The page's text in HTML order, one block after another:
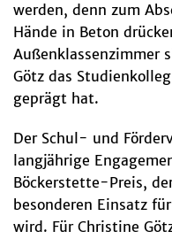
werden, denn zum
Hände in Beton
Außenklassenzimmer
Götz das
geprägt hat.
Der Schul- und
langjährige
Böckerstette-Preis,
besonderen Einsatz
wird. Für Christine